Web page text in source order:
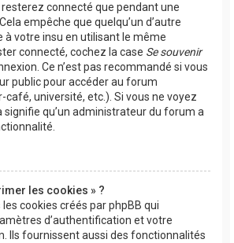
connecté que pendant une
empêche que quelqu’un d’autre
à votre insu en utilisant le même
connecté, cochez la case Se souvenir
Ce n’est pas recommandé si vous
public pour accéder au forum
café, université, etc.). Si vous ne voyez
signifie qu’un administrateur du forum a
les cookies » ?
cookies créés par phpBB qui
d’authentification et votre
Ils fournissent aussi des fonctionnalités